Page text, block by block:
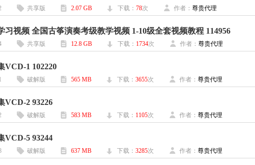
共享版 2.07 GB 下载： 78次 作者： 尊贵代理
习视频 全国古筝演奏考级教学视频 1-10级全套视频教程 114956
共享版 12.8 GB 下载： 1734次 作者： 尊贵代理
VCD-1 102220
破解版 565 MB 下载： 3655次 作者： 尊贵代理
VCD-2 93226
破解版 583 MB 下载： 1105次 作者： 尊贵代理
VCD-5 93244
破解版 637 MB 下载： 3285次 作者： 尊贵代理